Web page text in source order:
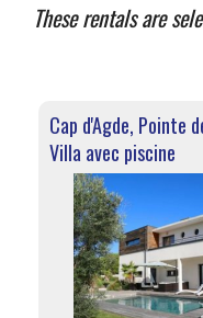
These rentals are
Cap d'Agde, Pointe
Villa avec piscine